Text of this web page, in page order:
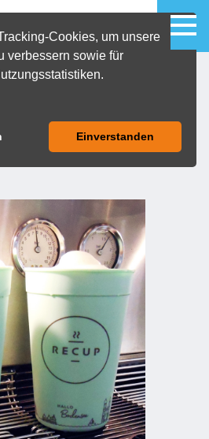
Cookies, um unsere
verbessern sowie für
Einverstanden
für die
in der